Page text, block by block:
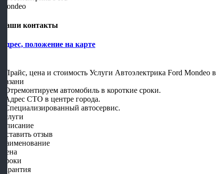
Наши контакты
Адрес, положение на карте
- Прайс, цена и стоимость Услуги Автоэлектрика Ford Mondeo в
Казани
- Отремонтируем автомобиль в короткие сроки.
- Адрес СТО в центре города.
- Специализированный автосервис.
Услуги
Описание
Оставить отзыв
Наименование
Цена
Сроки
Гарантия